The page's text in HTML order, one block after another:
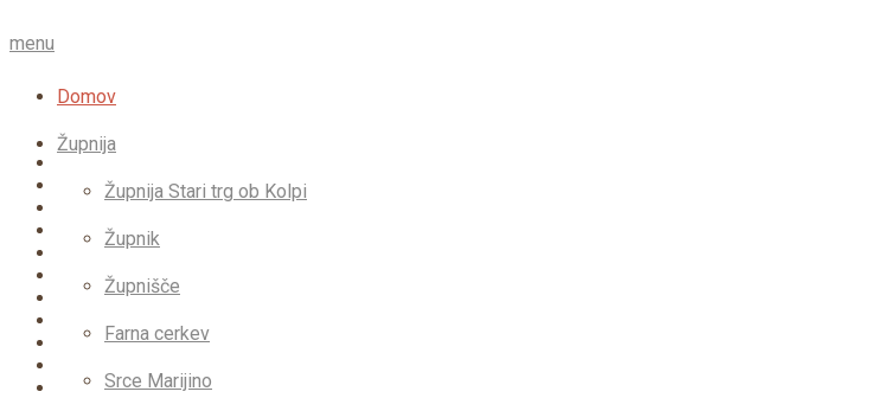
menu
Domov
Župnija
Župnija Stari trg ob Kolpi
Župnik
Župnišče
Farna cerkev
Srce Marijino